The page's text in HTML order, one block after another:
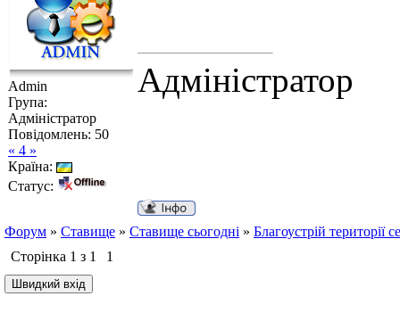
Admin
Група:
Адміністратор
Повідомлень: 50
« 4 »
Країна:
Статус:
Адміністратор
Форум » Ставище » Ставище сьогодні » Благоустрій території
Сторінка 1 з 1 1